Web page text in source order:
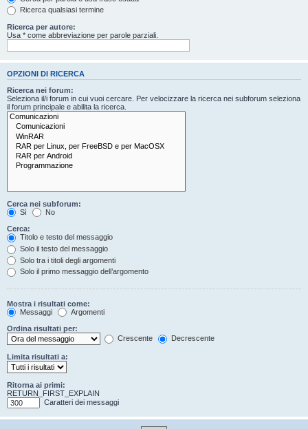
Ricerca qualsiasi termine
Ricerca per autore:
Usa * come abbreviazione per parole parziali.
OPZIONI DI RICERCA
Ricerca nei forum:
Seleziona il/i forum in cui vuoi cercare. Per velocizzare la ricerca nei subforum seleziona
il forum principale e abilita la ricerca.
Cerca nei subforum:
Sì
No
Cerca:
Titolo e testo del messaggio
Solo il testo del messaggio
Solo tra i titoli degli argomenti
Solo il primo messaggio dell’argomento
Mostra i risultati come:
Messaggi
Argomenti
Ordina risultati per:
Crescente
Decrescente
Limita risultati a:
Ritorna ai primi:
RETURN_FIRST_EXPLAIN
Caratteri dei messaggi